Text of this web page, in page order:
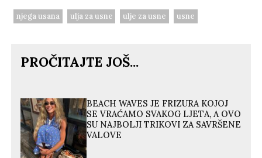
njega usana ulja za usne ulje za usne usne
PROČITAJTE JOŠ...
BEACH WAVES JE FRIZURA KOJOJ
SE VRAĆAMO SVAKOG LJETA, A OVO
SU NAJBOLJI TRIKOVI ZA SAVRŠENE
VALOVE